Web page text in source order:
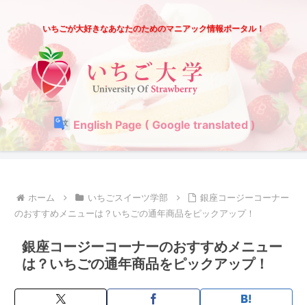
いちごが大好きなあなたのためのマニアック情報ポータル！
English Page ( Google translated )
ホーム いちごスイーツ学部
銀座コージーコーナー
のおすすめメニューは？いちごの通年商品をピックアップ！
銀座コージーコーナーのおすすめメニュー
は？いちごの通年商品をピックアップ！